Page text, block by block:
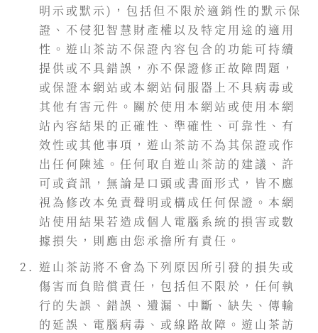
明示或默示)，包括但不限於適銷性的默示保
證、不侵犯智慧財產權以及特定用途的適用
性。遊山茶訪不保證內容包含的功能可持續
提供或不具錯誤，亦不保證修正故障問題，
或保證本網站或本網站伺服器上不具病毒或
其他有害元件。關於使用本網站或使用本網
站內容結果的正確性、準確性、可靠性、有
效性或其他事項，遊山茶訪不為其保證或作
出任何陳述。任何取自遊山茶訪的建議、許
可或資訊，無論是口頭或書面形式，皆不應
視為修改本免責聲明或構成任何保證。本網
站使用結果若造成個人電腦系統的損害或數
據損失，則應由您承擔所有責任。
遊山茶訪將不會為下列原因所引發的損失或
傷害而負賠償責任，包括但不限於，任何執
行的失誤、錯誤、遺漏、中斷、缺失、傳輸
的延誤、電腦病毒、或線路故障。遊山茶訪